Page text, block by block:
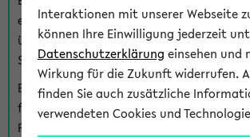
einzelnen Veranstaltungen finden Sie
über denFragen-Link bei jeder
Support kann hier meist keine direkte
Bei Veranstaltungen mit eKVV
finden Sie eine Auskunft über die
Platzzuteilung im eKVV eingetragen
Interaktionen mit unserer Webseite
können Ihre Einwilligung jederzeit
Datenschutzerklärung einsehen und
Wirkung für die Zukunft widerrufen.
finden Sie auch zusätzliche
verwendeten Cookies und